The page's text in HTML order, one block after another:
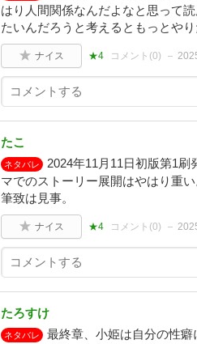
はり人間関係なんだよなと思って
たいんだろうと考えるともっとや
ナイス ★4 コメント(0)
たこ
ネタバレ
2024年11月11日初版第1
マでのストーリー展開はやはり重
筆致は見事。
ナイス ★4 コメント(0)
たろすけ
ネタバレ
最終章、小姫は自分の性癖